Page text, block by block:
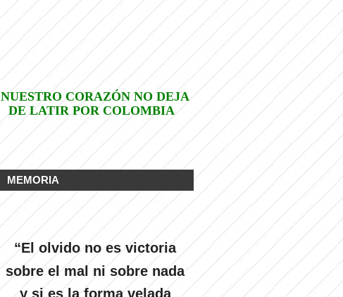
NUESTRO CORAZÓN NO DEJA
DE LATIR POR COLOMBIA
MEMORIA
“El olvido no es victoria
sobre el mal ni sobre nada
y si es la forma velada